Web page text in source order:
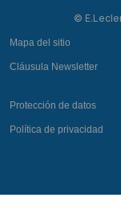
©
Mapa del sitio
Cláusula Newsletter
Protección de datos
Política de privacidad